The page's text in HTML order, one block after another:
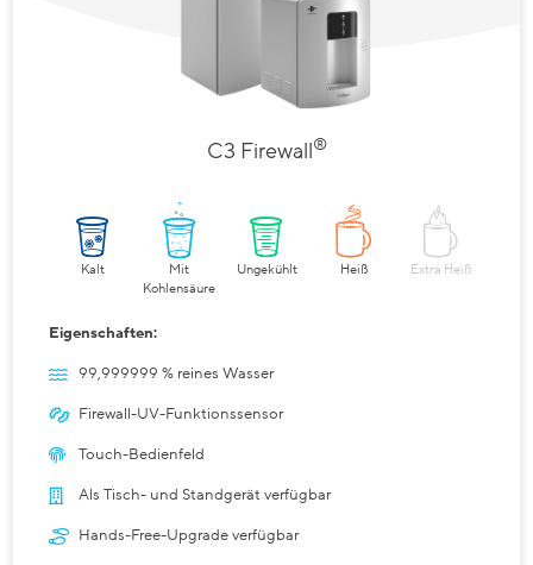
C3 Firewall®
Kalt
Mit
Kohlensäure
Ungekühlt Heiß Extra Heiß
Eigenschaften:
99,999999 % reines Wasser
Firewall-UV-Funktionssensor
Touch-Bedienfeld
Als Tisch- und Standgerät verfügbar
Hands-Free-Upgrade verfügbar